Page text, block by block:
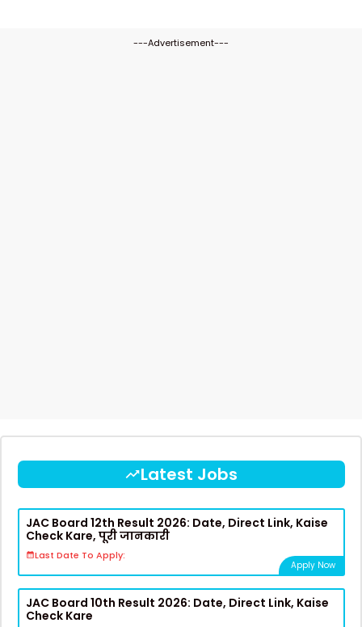
---Advertisement---
Latest Jobs
JAC Board 12th Result 2026: Date, Direct Link, Kaise
Check Kare, पूरी जानकारी
Last Date To Apply:
Apply Now
JAC Board 10th Result 2026: Date, Direct Link, Kaise
Check Kare